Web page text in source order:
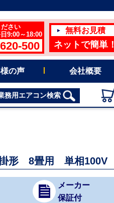
さい
9:00～18:00
500
無料お見積
ネットで簡単！
の声 会社概要
務用エアコン検索
形 8畳用 単相100V
メーカー
保証付